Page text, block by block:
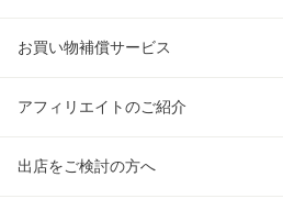
お買い物補償サービス
アフィリエイトのご紹介
出店をご検討の方へ